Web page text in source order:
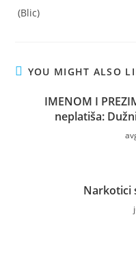
(Blic)
YOU MIGHT ALSO
IMENOM I
neplatiša:
Narkotici